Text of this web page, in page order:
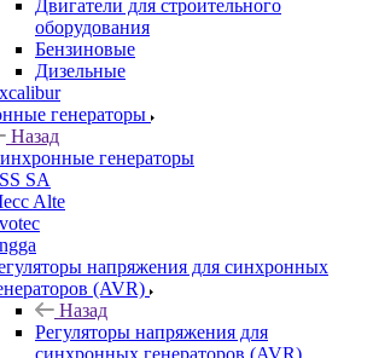
Двигатели для строительного
оборудования
Бензиновые
Дизельные
генераторы
Назад
генераторы
SA
Alte
напряжения для синхронных
(AVR)
Назад
Регуляторы напряжения для
синхронных генераторов (AVR)